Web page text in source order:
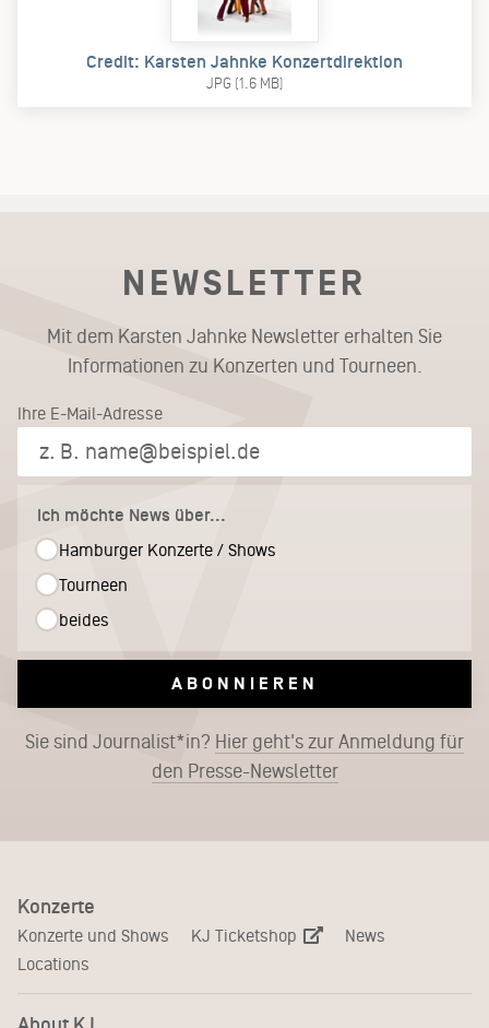
Credit: Karsten Jahnke Konzertdirektion
JPG (1.6 MB)
NEWSLETTER
Mit dem Karsten Jahnke Newsletter erhalten Sie
Informationen zu Konzerten und Tourneen.
Ihre E-Mail-Adresse
Ich möchte News über...
Hamburger Konzerte / Shows
Tourneen
beides
ABONNIEREN
Sie sind Journalist*in? Hier geht's zur Anmeldung für
den Presse-Newsletter
Konzerte
Konzerte und Shows KJ Ticketshop
News
Locations